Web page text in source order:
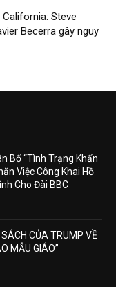
Steve
Becerra gây nguy
Bố “Tình Trạng Khẩn
Việc Công Khai Hồ
Cho Đài BBC
SÁCH CỦA TRUMP VỀ
MẪU GIÁO”